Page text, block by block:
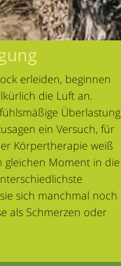
erleiden, beginnen
die Luft an.
Überlastung
ein Versuch, für
Körpertherapie weiß
gleichen Moment in die
sich manchmal noch
als Schmerzen oder